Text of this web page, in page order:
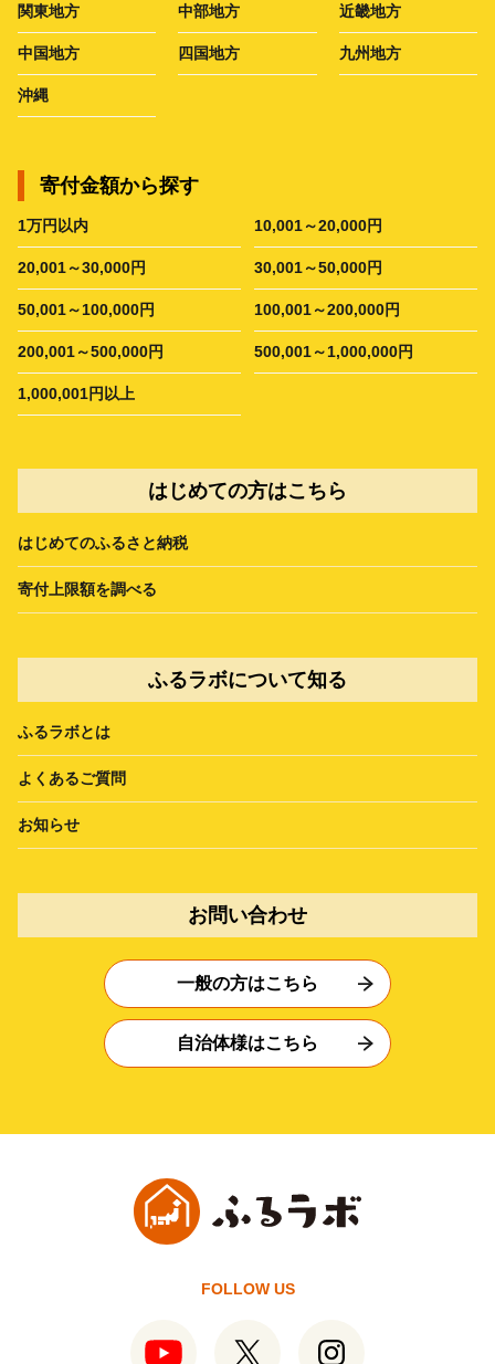
関東地方 中部地方 近畿地方
中国地方 四国地方 九州地方
沖縄
寄付金額から探す
1万円以内 10,001～20,000円
20,001～30,000円 30,001～50,000円
50,001～100,000円 100,001～200,000円
200,001～500,000円 500,001～1,000,000円
1,000,001円以上
はじめての方はこちら
はじめてのふるさと納税
寄付上限額を調べる
ふるラボについて知る
ふるラボとは
よくあるご質問
お知らせ
お問い合わせ
一般の方はこちら
自治体様はこちら
FOLLOW US